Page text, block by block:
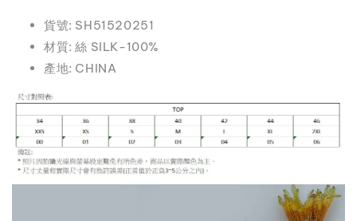
貨號: SH51520251
材質: 絲 SILK-100%
產地: CHINA